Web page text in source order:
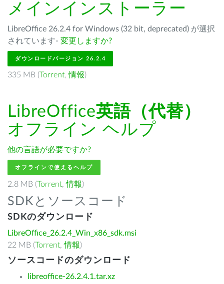
メインインストーラー
LibreOffice 26.2.4 for Windows (32 bit, deprecated) が選択
されています- 変更しますか?
ダウンロードバージョン 26.2.4
335 MB (Torrent,情報)
LibreOffice英語（代替）
オフライン ヘルプ
他の言語が必要ですか?
オフラインで使えるヘルプ
2.8 MB (Torrent,情報)
SDKとソースコード
SDKのダウンロード
LibreOffice_26.2.4_Win_x86_sdk.msi
22 MB (Torrent,情報)
ソースコードのダウンロード
libreoffice-26.2.4.1.tar.xz